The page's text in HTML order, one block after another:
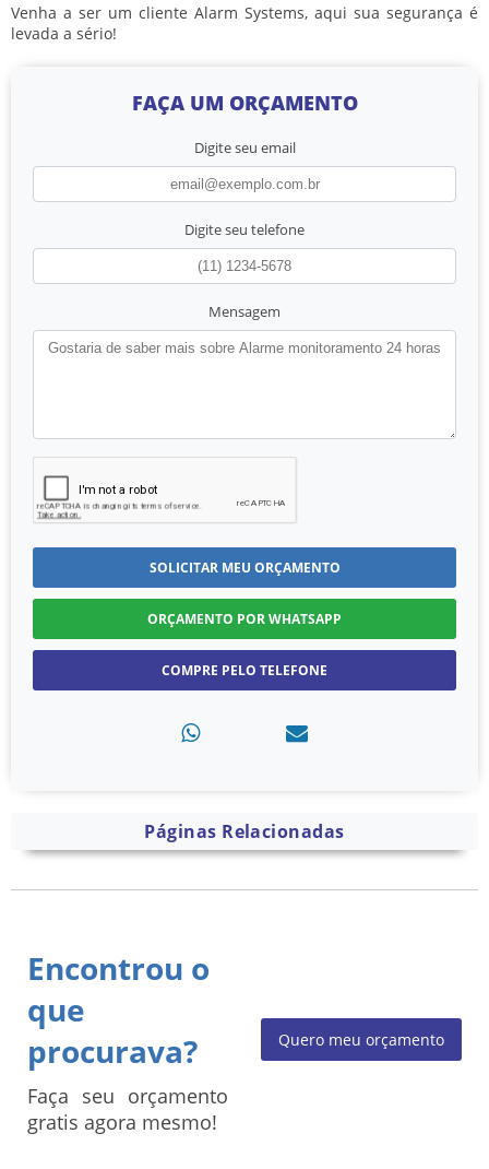
Venha a ser um cliente Alarm Systems, aqui sua segurança é
levada a sério!
FAÇA UM ORÇAMENTO
Digite seu email
Digite seu telefone
Mensagem
SOLICITAR MEU ORÇAMENTO
ORÇAMENTO POR WHATSAPP
COMPRE PELO TELEFONE
Páginas Relacionadas
Encontrou o
que
procurava?
Faça seu orçamento
gratis agora mesmo!
Quero meu orçamento